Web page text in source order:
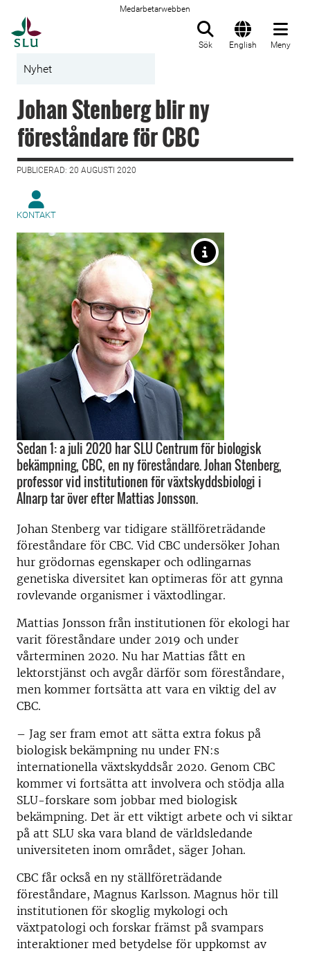
Medarbetarwebben
Sök English Meny
Nyhet
Johan Stenberg blir ny
föreståndare för CBC
PUBLICERAD: 20 AUGUSTI 2020
KONTAKT
Sedan 1: a juli 2020 har SLU Centrum för biologisk
bekämpning, CBC, en ny föreståndare. Johan Stenberg,
professor vid institutionen för växtskyddsbiologi i
Alnarp tar över efter Mattias Jonsson.
Johan Stenberg var tidigare ställföreträdande
föreståndare för CBC. Vid CBC undersöker Johan
hur grödornas egenskaper och odlingarnas
genetiska diversitet kan optimeras för att gynna
rovlevande organismer i växtodlingar.
Mattias Jonsson från institutionen för ekologi har
varit föreståndare under 2019 och under
vårterminen 2020. Nu har Mattias fått en
lektorstjänst och avgår därför som föreståndare,
men kommer fortsätta att vara en viktig del av
CBC.
– Jag ser fram emot att sätta extra fokus på
biologisk bekämpning nu under FN:s
internationella växtskyddsår 2020. Genom CBC
kommer vi fortsätta att involvera och stödja alla
SLU-forskare som jobbar med biologisk
bekämpning. Det är ett viktigt arbete och vi siktar
på att SLU ska vara bland de världsledande
universiteten inom området, säger Johan.
CBC får också en ny ställföreträdande
föreståndare, Magnus Karlsson. Magnus hör till
institutionen för skoglig mykologi och
växtpatologi och forskar främst på svampars
interaktioner med betydelse för uppkomst av